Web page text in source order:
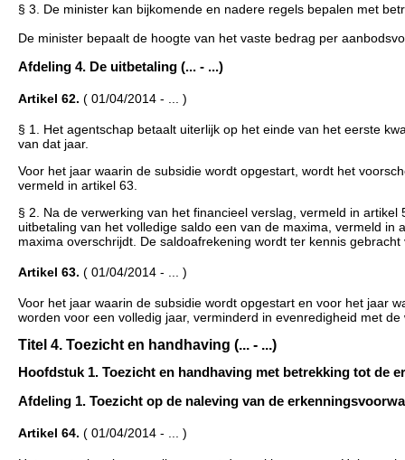
§ 3. De minister kan bijkomende en nadere regels bepalen met
De minister bepaalt de hoogte van het vaste bedrag per
Afdeling 4. De uitbetaling (... - ...)
Artikel 62. ( 01/04/2014 - ... )
§ 1. Het agentschap betaalt uiterlijk op het einde van het eerste
van dat jaar.
Voor het jaar waarin de subsidie wordt opgestart, wordt het
vermeld in artikel 63.
§ 2. Na de verwerking van het financieel verslag, vermeld in
uitbetaling van het volledige saldo een van de maxima, vermeld
maxima overschrijdt. De saldoafrekening wordt ter kennis
Artikel 63. ( 01/04/2014 - ... )
Voor het jaar waarin de subsidie wordt opgestart en voor het jaar
worden voor een volledig jaar, verminderd in evenredigheid met de
Titel 4. Toezicht en handhaving (... - ...)
Hoofdstuk 1. Toezicht en handhaving met betrekking tot de
Afdeling 1. Toezicht op de naleving van de
Artikel 64. ( 01/04/2014 - ... )